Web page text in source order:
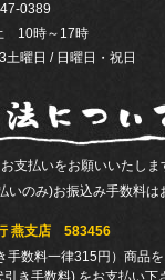
0389
10時～17時
土曜日 / 日曜日・祝日
支払いをお願いいたしま
いのみ)お振込み手数料
燕支店 583456
手数料一律315円）商品
き手数料) をお支払い下